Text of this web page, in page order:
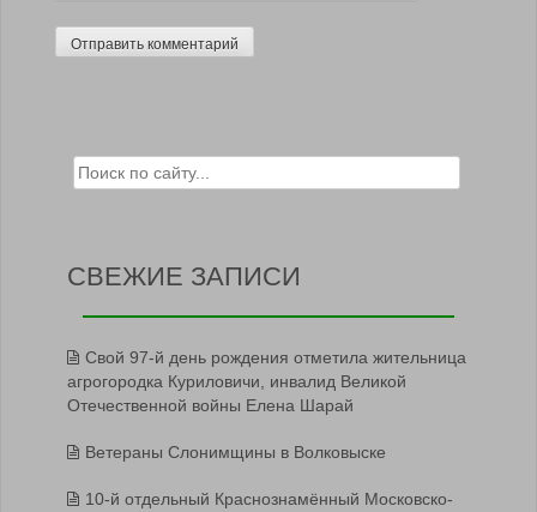
Search for:
СВЕЖИЕ ЗАПИСИ
Свой 97-й день рождения отметила жительница
агрогородка Куриловичи, инвалид Великой
Отечественной войны Елена Шарай
Ветераны Слонимщины в Волковыске
10-й отдельный Краснознамённый Московско-